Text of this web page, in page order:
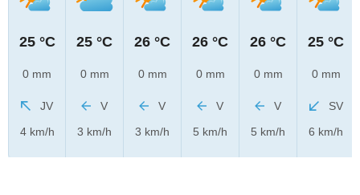
25 °C
0 mm
JV
4 km/h
25 °C
0 mm
V
3 km/h
26 °C
0 mm
V
3 km/h
26 °C
0 mm
V
5 km/h
26 °C
0 mm
V
5 km/h
25 °C
0 mm
SV
6 km/h